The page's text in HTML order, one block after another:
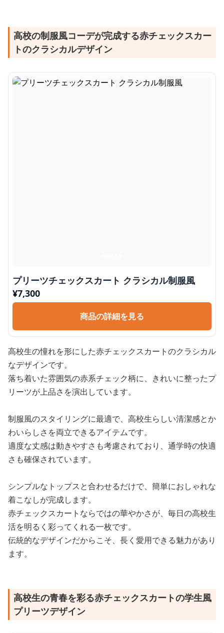
高校の制服風コーデが完成する赤チェックスカー
トのクラシカルデザイン
プリーツチェックスカート クラシカル制服風
¥7,300
商品の詳細を見る
高校生の憧れを形にした赤チェックスカートのクラシカル
なデザインです。
落ち着いた雰囲気の赤系チェック柄に、きれいに整ったプ
リーツが上品さを演出しています。
制服風のスタイリングに最適で、高校生らしい清潔感とか
わいらしさを両立できるアイテムです。
適度な丈感は動きやすさも考慮されており、通学時の快適
さも確保されています。
シンプルなトップスと合わせるだけで、簡単におしゃれな
着こなしが完成します。
赤チェックスカートならではの華やかさが、毎日の高校生
活を明るく彩ってくれる一枚です。
伝統的なデザインだからこそ、長く愛用できる魅力があり
ます。
高校生の青春を彩る赤チェックスカートの学生風
プリーツデザイン